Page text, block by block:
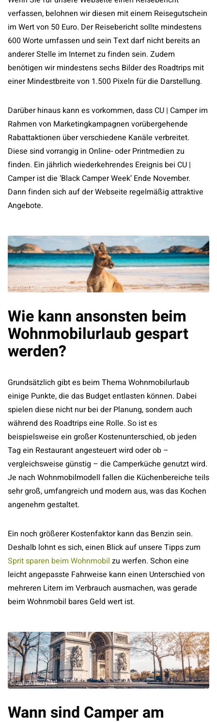
verfassen, belohnen wir diesen mit einem Reisegutschein
im Wert von 50 Euro. Der Reisebericht sollte mindestens
600 Worte umfassen und sein Text darf nicht bereits an
anderer Stelle im Internet zu finden sein. Zudem
benötigen wir mindestens sechs Bilder des Roadtrips mit
einer Mindestbreite von 1.500 Pixeln für die Darstellung.
Darüber hinaus kann es vorkommen, dass CU | Camper im
Rahmen von Marketingkampagnen vorübergehende
Rabattaktionen über verschiedene Kanäle verbreitet.
Diese sind vorrangig in Online- oder Printmedien zu
finden. Ein jährlich wiederkehrendes Ereignis bei CU |
Camper ist die ‘Black Camper Week’ Ende November.
Dann finden sich auf der Webseite regelmäßig attraktive
Angebote.
© John Crux
Wie kann ansonsten beim
Wohnmobilurlaub gespart
werden?
Grundsätzlich gibt es beim Thema Wohnmobilurlaub
einige Punkte, die das Budget entlasten können. Dabei
spielen diese nicht nur bei der Planung, sondern auch
während des Roadtrips eine Rolle. So ist es
beispielsweise ein großer Kostenunterschied, ob jeden
Tag ein Restaurant angesteuert wird oder ob –
vergleichsweise günstig – die Camperküche genutzt wird.
Je nach Wohnmobilmodell fallen die Küchenbereiche teils
sehr groß, umfangreich und modern aus, was das Kochen
angenehm gestaltet.
Ein noch größerer Kostenfaktor kann das Benzin sein.
Deshalb lohnt es sich, einen Blick auf unsere Tipps zum
Sprit sparen beim Wohnmobil zu werfen. Schon eine
leicht angepasste Fahrweise kann einen Unterschied von
mehreren Litern im Verbrauch ausmachen, was gerade
beim Wohnmobil bares Geld wert ist.
© Jakub Barzycki
Wann sind Camper am